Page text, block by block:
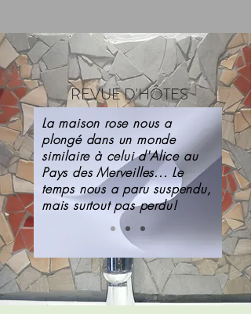
REVUE D'HÔTES
La maison rose nous a
plongé dans un monde
similaire à celui d'Alice au
Pays des Merveilles... Le
temps nous a paru suspendu,
mais surtout pas perdu!